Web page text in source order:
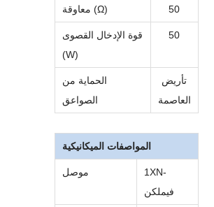
معاوقة (Ω) 50
قوة الإدخال القصوى
(W)
50
الحماية من
الصواعق
تأريض
العاصمة
المواصفات الميكانيكية
موصل 1XN-
فيملكن